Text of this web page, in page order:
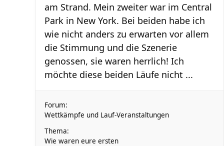
am Strand. Mein zweiter war im Central
Park in New York. Bei beiden habe ich
wie nicht anders zu erwarten vor allem
die Stimmung und die Szenerie
genossen, sie waren herrlich! Ich
möchte diese beiden Läufe nicht ...
Forum:
Wettkämpfe und Lauf-Veranstaltungen
Thema:
Wie waren eure ersten